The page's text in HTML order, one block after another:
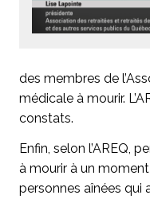
des membres de
médicale à mourir.
constats.
Enfin, selon l’AREQ,
à mourir à un
personnes aînées qui